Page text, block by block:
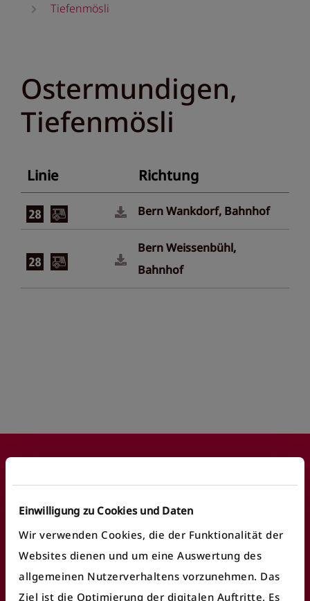
Einwilligung zu Cookies und Daten
Wir verwenden Cookies, die der Funktionalität der
Websites dienen und um eine Auswertung des
allgemeinen Nutzerverhaltens vorzunehmen. Das
Ziel ist die Optimierung der digitalen Auftritte. Es
Tiefenmösli
Ostermundigen,
Tiefenmösli
Linie Richtung
Bern Wankdorf, Bahnhof
Bern Weissenbühl,
Bahnhof
Footer
Häufige Anliegen
Fundbüro finden
Fahrausweiskontrolle